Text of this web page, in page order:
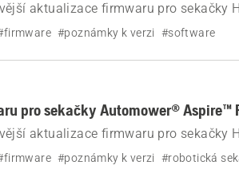
aktualizace firmwaru pro sekačky
#poznámky k verzi #software
pro sekačky Automower® Aspire™
aktualizace firmwaru pro sekačky
#poznámky k verzi #robotická